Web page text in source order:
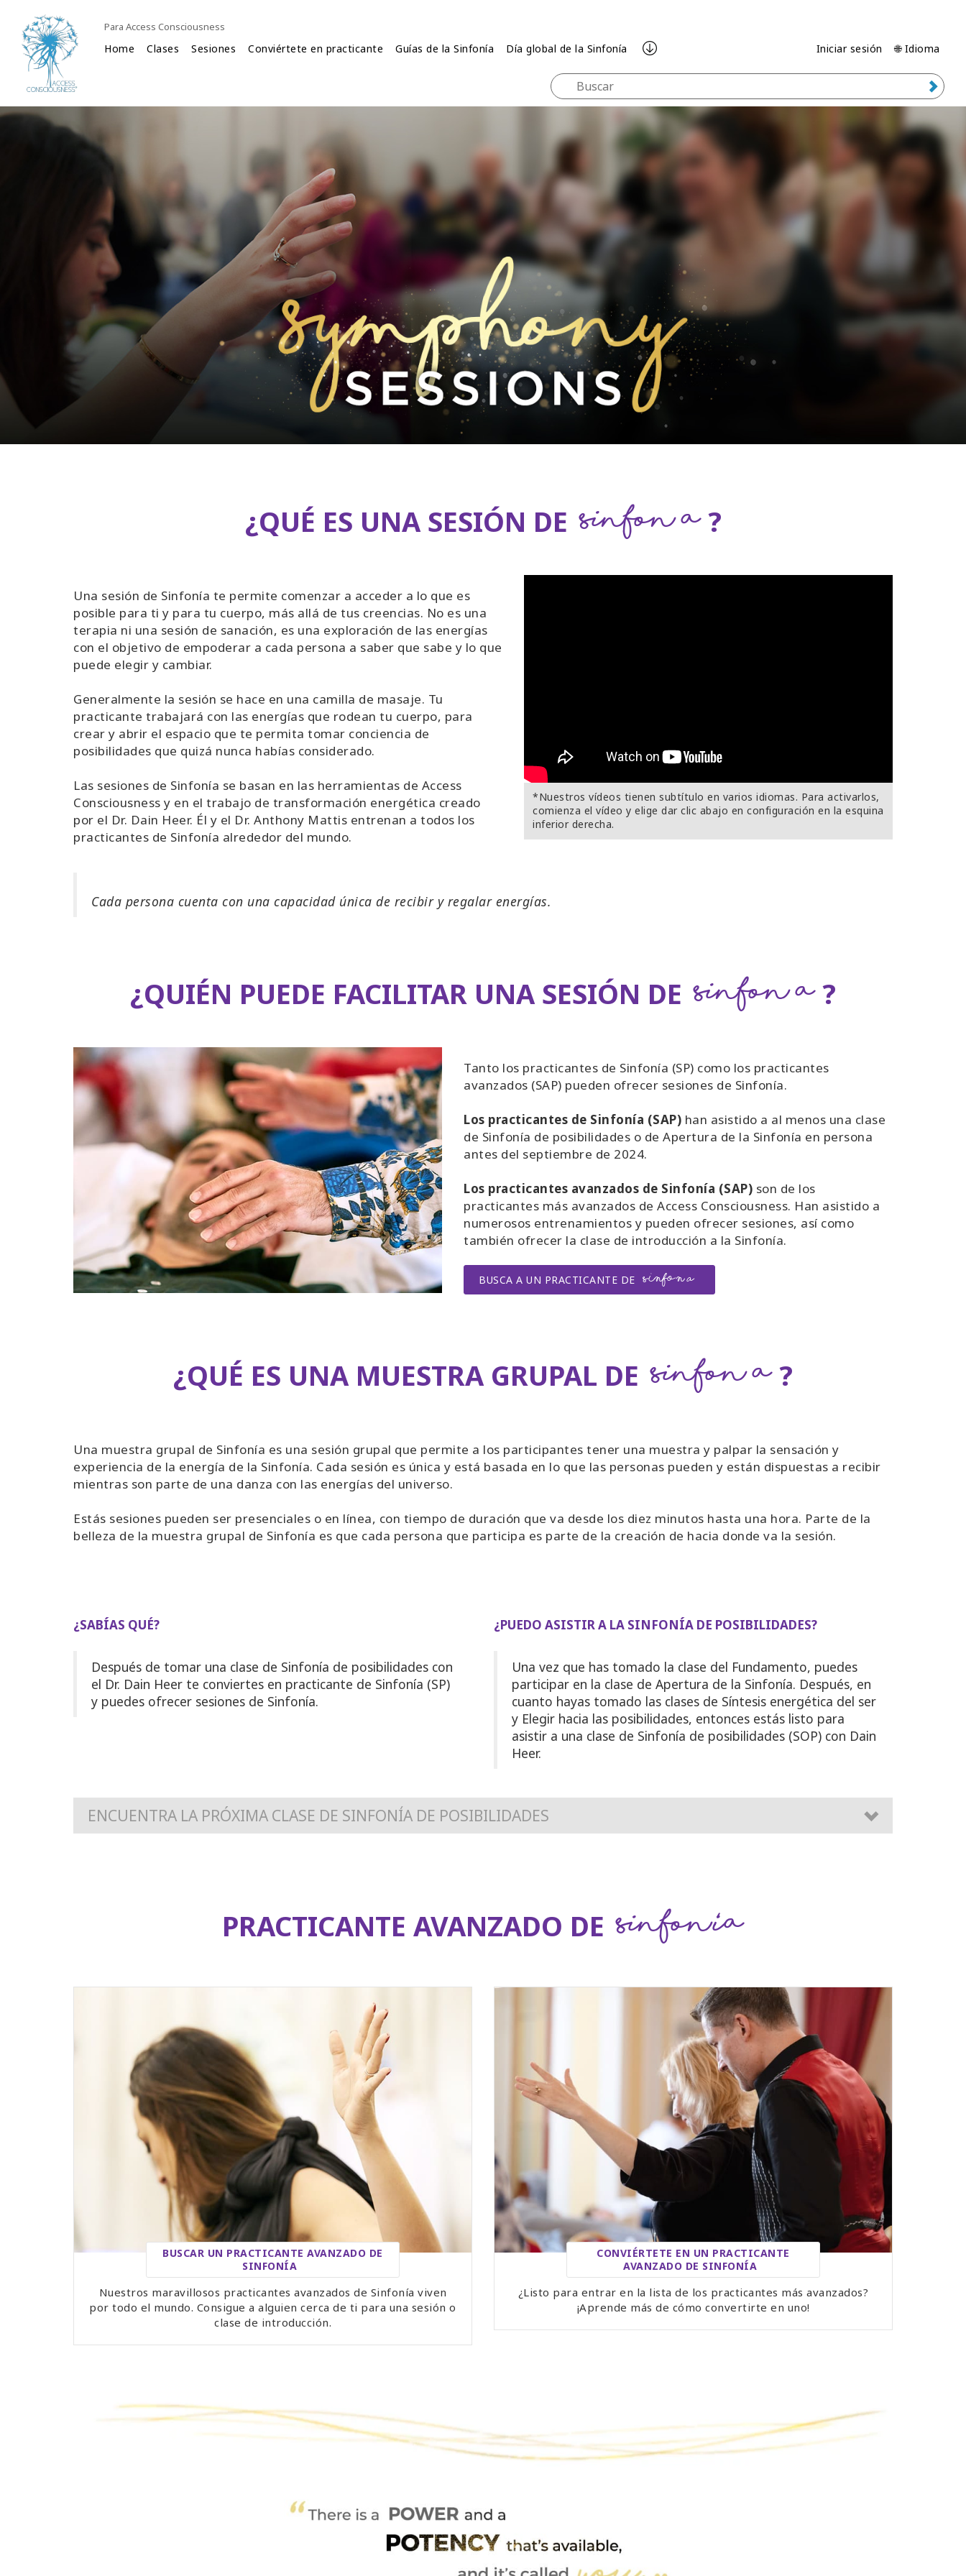
Para Access Consciousness
Home Clases Sesiones Conviértete en practicante Guías de la Sinfonía Día global de la Sinfonía Iniciar sesión 🌐 Idioma
¿QUÉ ES UNA SESIÓN DE Sinfonía ?
*Nuestros vídeos tienen subtítulo en varios idiomas. Para activarlos,
comienza el vídeo y elige dar clic abajo en configuración en la esquina
inferior derecha.
Una sesión de Sinfonía te permite comenzar a acceder a lo que es
posible para ti y para tu cuerpo, más allá de tus creencias. No es una
terapia ni una sesión de sanación, es una exploración de las energías
con el objetivo de empoderar a cada persona a saber que sabe y lo que
puede elegir y cambiar.
Generalmente la sesión se hace en una camilla de masaje. Tu
practicante trabajará con las energías que rodean tu cuerpo, para
crear y abrir el espacio que te permita tomar conciencia de
posibilidades que quizá nunca habías considerado.
Las sesiones de Sinfonía se basan en las herramientas de Access
Consciousness y en el trabajo de transformación energética creado
por el Dr. Dain Heer. Él y el Dr. Anthony Mattis entrenan a todos los
practicantes de Sinfonía alrededor del mundo.
Cada persona cuenta con una capacidad única de recibir y regalar energías.
¿QUIÉN PUEDE FACILITAR UNA SESIÓN DE Sinfonía?
Tanto los practicantes de Sinfonía (SP) como los practicantes
avanzados (SAP) pueden ofrecer sesiones de Sinfonía.
Los practicantes de Sinfonía (SAP) han asistido a al menos una clase
de Sinfonía de posibilidades o de Apertura de la Sinfonía en persona
antes del septiembre de 2024.
Los practicantes avanzados de Sinfonía (SAP) son de los
practicantes más avanzados de Access Consciousness. Han asistido a
numerosos entrenamientos y pueden ofrecer sesiones, así como
también ofrecer la clase de introducción a la Sinfonía.
BUSCA A UN PRACTICANTE DE SINFONÍA
¿QUÉ ES UNA MUESTRA GRUPAL DE Sinfonía?
Una muestra grupal de Sinfonía es una sesión grupal que permite a los participantes tener una muestra y palpar la sensación y
experiencia de la energía de la Sinfonía. Cada sesión es única y está basada en lo que las personas pueden y están dispuestas a recibir
mientras son parte de una danza con las energías del universo.
Estás sesiones pueden ser presenciales o en línea, con tiempo de duración que va desde los diez minutos hasta una hora. Parte de la
belleza de la muestra grupal de Sinfonía es que cada persona que participa es parte de la creación de hacia donde va la sesión.
¿SABÍAS QUÉ?
Después de tomar una clase de Sinfonía de posibilidades con
el Dr. Dain Heer te conviertes en practicante de Sinfonía (SP)
y puedes ofrecer sesiones de Sinfonía.
¿PUEDO ASISTIR A LA SINFONÍA DE POSIBILIDADES?
Una vez que has tomado la clase del Fundamento, puedes
participar en la clase de Apertura de la Sinfonía. Después, en
cuanto hayas tomado las clases de Síntesis energética del ser
y Elegir hacia las posibilidades, entonces estás listo para
asistir a una clase de Sinfonía de posibilidades (SOP) con Dain
Heer.
ENCUENTRA LA PRÓXIMA CLASE DE SINFONÍA DE POSIBILIDADES
PRACTICANTE AVANZADO DE Sinfon’ia
BUSCAR UN PRACTICANTE AVANZADO DE
SINFONÍA
Nuestros maravillosos practicantes avanzados de Sinfonía viven
por todo el mundo. Consigue a alguien cerca de ti para una sesión o
clase de introducción.
CONVIÉRTETE EN UN PRACTICANTE
AVANZADO DE SINFONÍA
¿Listo para entrar en la lista de los practicantes más avanzados?
¡Aprende más de cómo convertirte en uno!